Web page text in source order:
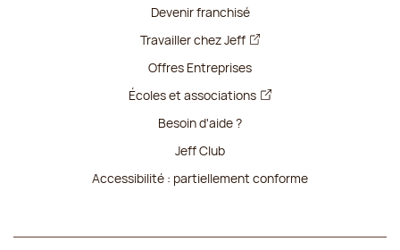
Devenir franchisé
Travailler chez Jeff
Offres Entreprises
Écoles et associations
Besoin d'aide ?
Jeff Club
Accessibilité : partiellement conforme